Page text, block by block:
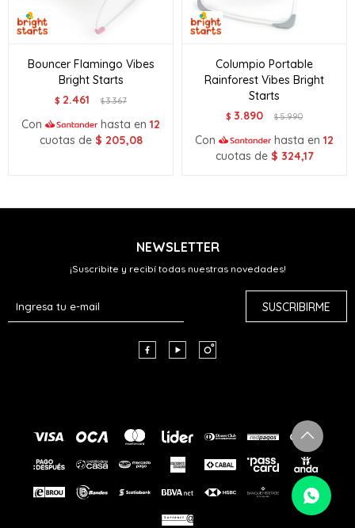
Bouncer Flamingo Vibes
Bright Starts
$ 2.461 $3.367
Con hasta en 12
cuotas de $ 205,08
Columpio Portable
Rainforest Vibes Bright
Starts
$ 3.890 $5.990
Con hasta en 12
cuotas de $ 324,17
NEWSLETTER
¡Suscribite y recibí todas nuestras novedades!
SUSCRIBIRME
  